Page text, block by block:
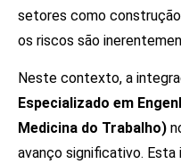
setores como
os riscos são
Neste contexto, a
Especializado em
Medicina do Trabalho)
avanço significativo. Esta